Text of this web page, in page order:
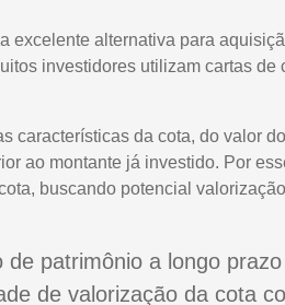
excelente alternativa para
investidores utilizam cartas
características da cota, do valor
ao montante já investido. Por
buscando potencial
de patrimônio a longo prazo
de valorização da cota